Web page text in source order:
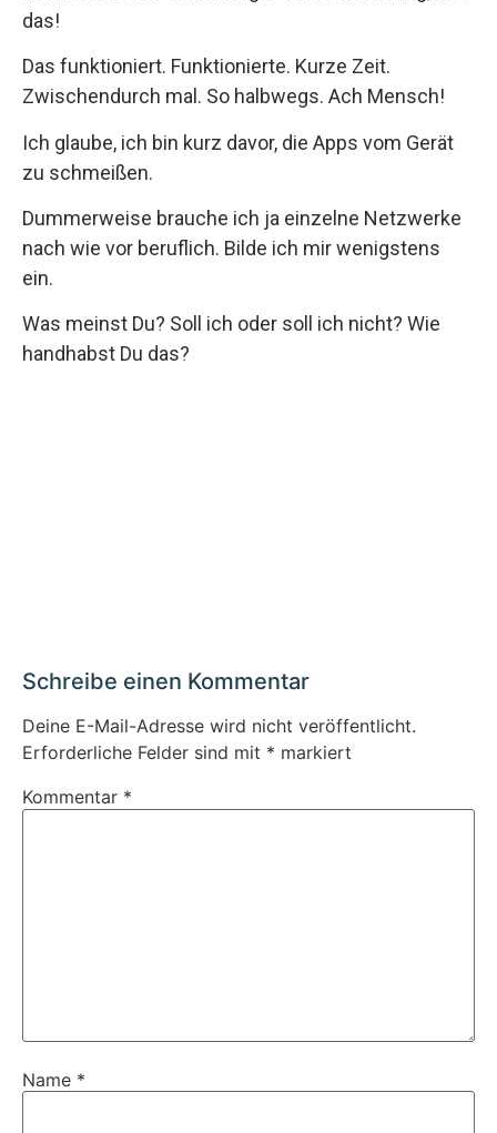
das!
Das funktioniert. Funktionierte. Kurze Zeit.
Zwischendurch mal. So halbwegs. Ach Mensch!
Ich glaube, ich bin kurz davor, die Apps vom Gerät
zu schmeißen.
Dummerweise brauche ich ja einzelne Netzwerke
nach wie vor beruflich. Bilde ich mir wenigstens
ein.
Was meinst Du? Soll ich oder soll ich nicht? Wie
handhabst Du das?
Schreibe einen Kommentar
Deine E-Mail-Adresse wird nicht veröffentlicht.
Erforderliche Felder sind mit * markiert
Kommentar *
Name *